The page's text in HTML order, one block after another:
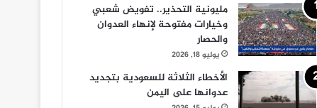
مليونية التحذير.. تفويض شعبي
وخيارات مفتوحة لإنهاء العدوان
والحصار
يوليو 18, 2026
الأخطاء الثلاثة للسعودية بتجديد
عدوانها على اليمن